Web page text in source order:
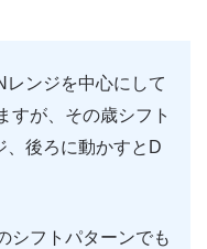
ンジを中心にして
すが、その歳シフト
、後ろに動かすとD
シフトパターンでも